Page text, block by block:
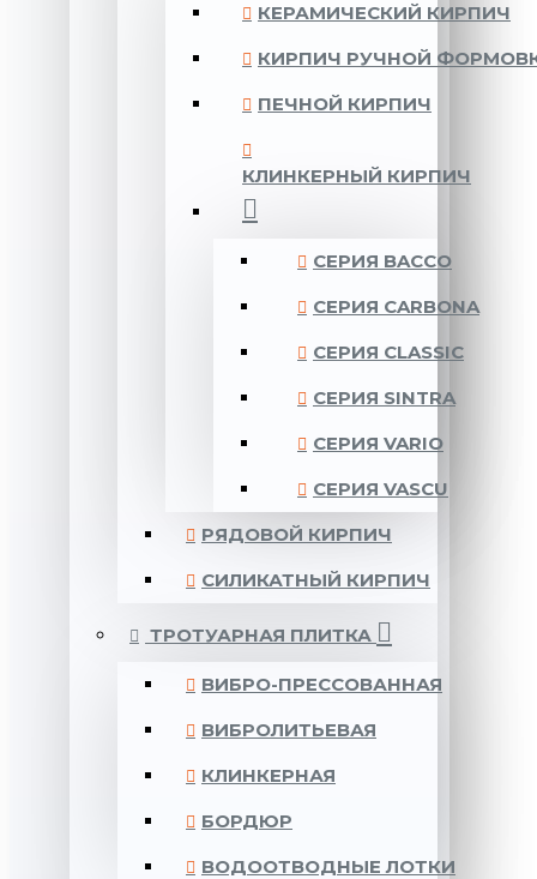
КЕРАМИЧЕСКИЙ КИРПИЧ
КИРПИЧ РУЧНОЙ
ПЕЧНОЙ КИРПИЧ
КЛИНКЕРНЫЙ КИРПИЧ
CЕРИЯ BACCO
CЕРИЯ CARBONA
CЕРИЯ CLASSIC
CЕРИЯ SINTRA
CЕРИЯ VARIO
CЕРИЯ VASCU
РЯДОВОЙ КИРПИЧ
СИЛИКАТНЫЙ КИРПИЧ
ТРОТУАРНАЯ ПЛИТКА
ВИБРО-ПРЕССОВАННАЯ
ВИБРОЛИТЬЕВАЯ
КЛИНКЕРНАЯ
БОРДЮР
ВОДООТВОДНЫЕ ЛОТКИ